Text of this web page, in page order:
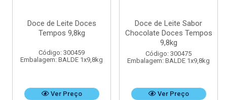
Doce de Leite Doces
Tempos 9,8kg
Código: 300459
Embalagem: BALDE 1x9,8kg
Ver Preço
Doce de Leite Sabor
Chocolate Doces Tempos
9,8kg
Código: 300475
Embalagem: BALDE 1x9,8kg
Ver Preço